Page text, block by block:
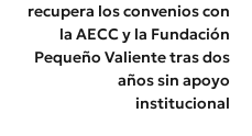
recupera los convenios con
la AECC y la Fundación
Pequeño Valiente tras dos
años sin apoyo
institucional